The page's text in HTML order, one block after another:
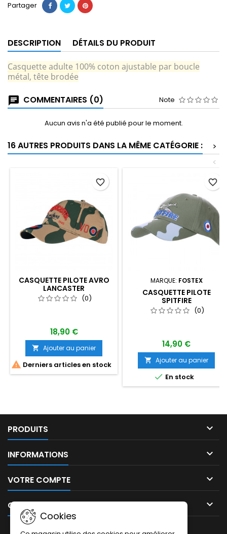
Partager
DESCRIPTION DÉTAILS DU PRODUIT
Casquette adulte 100% coton ajustable par boucle
métal, tête brodée
COMMENTAIRES (0) Note
Aucun avis n'a été publié pour le moment.
16 AUTRES PRODUITS DANS LA MÊME CATÉGORIE :
>
<
CASQUETTE PILOTE AVRO
LANCASTER
(0)
18,90 €
 Ajouter au panier
 Derniers articles en stock
favorite_border
MARQUE: FOSTEX
CASQUETTE PILOTE
SPITFIRE
(0)
14,90 €
 Ajouter au panier
 En stock
favorite_border
PRODUITS 
INFORMATIONS 
VOTRE COMPTE 
CONTACT 
Cookies